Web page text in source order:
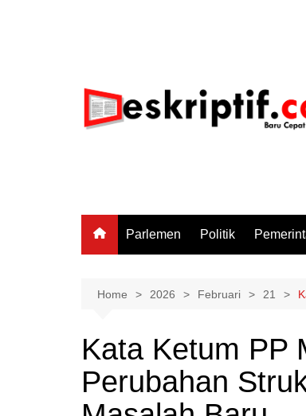
Parlemen Politik
Home 2026 Februari 21
Kata Ketum PP
Perubahan